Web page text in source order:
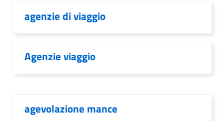
agenzie di viaggio
Agenzie viaggio
agevolazione mance